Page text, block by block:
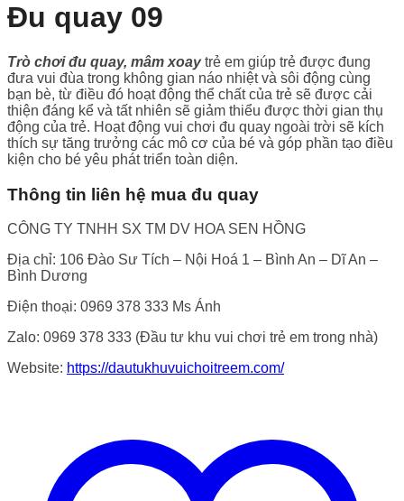
Đu quay 09
Trò chơi đu quay, mâm xoaytrẻ em giúp trẻ được đung
đưa vui đùa trong không gian náo nhiệt và sôi động cùng
bạn bè, từ điều đó hoạt động thể chất của trẻ sẽ được cải
thiện đáng kể và tất nhiên sẽ giảm thiểu được thời gian thụ
động của trẻ. Hoạt động vui chơi đu quay ngoài trời sẽ kích
thích sự tăng trưởng các mô cơ của bé và góp phần tạo điều
kiện cho bé yêu phát triển toàn diện.
Thông tin liên hệ mua đu quay
CÔNG TY TNHH SX TM DV HOA SEN HỒNG
Địa chỉ: 106 Đào Sư Tích – Nội Hoá 1 – Bình An – Dĩ An –
Bình Dương
Điện thoại: 0969 378 333 Ms Ánh
Zalo: 0969 378 333 (Đầu tư khu vui chơi trẻ em trong nhà)
Website: https://dautukhuvuichoitreem.com/